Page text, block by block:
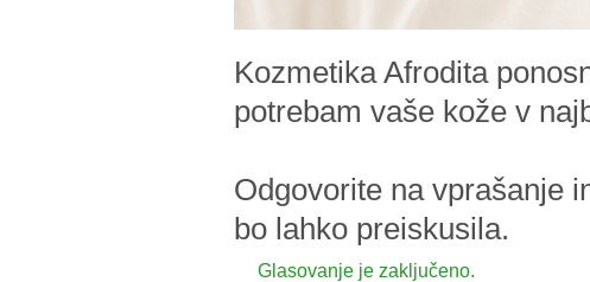
Kozmetika Afrodita
potrebam vaše kože v
Odgovorite na vprašanje
bo lahko preiskusila.
Glasovanje je zaključeno.